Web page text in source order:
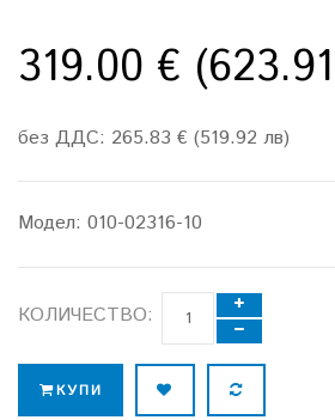
319.00 €
без ДДС: 265.83 € (519.92 лв)
Модел: 010-02316-10
КОЛИЧЕСТВО:
КУПИ